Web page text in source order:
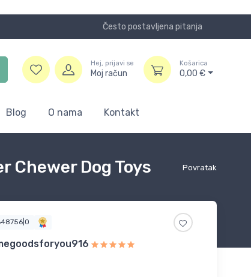
Često postavljena pitanja
Hej, prijavi se
Moj račun
Košarica
0,00 €
Blog O nama Kontakt
Povratak
Chewer Dog Toys